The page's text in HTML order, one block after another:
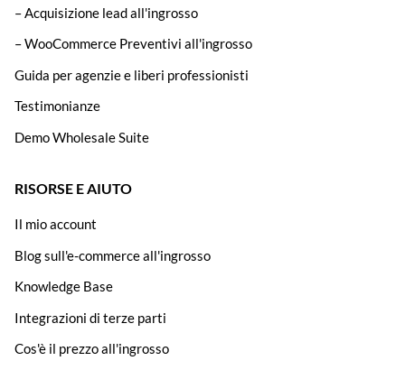
– Acquisizione lead all'ingrosso
– WooCommerce Preventivi all'ingrosso
Guida per agenzie e liberi professionisti
Testimonianze
Demo Wholesale Suite
RISORSE E AIUTO
Il mio account
Blog sull'e-commerce all'ingrosso
Knowledge Base
Integrazioni di terze parti
Cos'è il prezzo all'ingrosso